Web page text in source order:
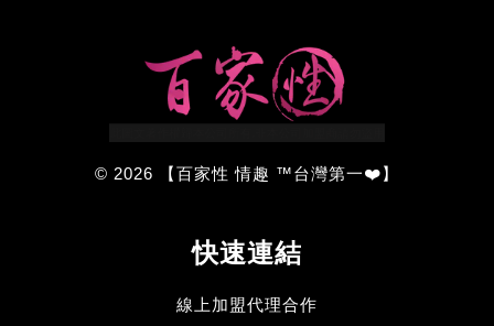
© 2026 【百家性 情趣 ™台灣第一❤️】
快速連結
線上加盟代理合作